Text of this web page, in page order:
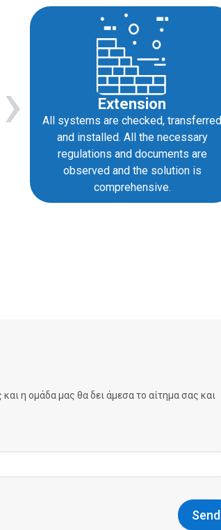
› Extension
All systems are checked, transferred
and installed. All the necessary
regulations and documents are
observed and the solution is
comprehensive.
η ομάδα μας θα δει άμεσα το αίτημα σας και
Send